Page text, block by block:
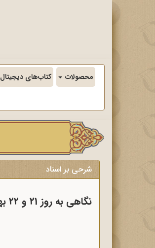
محصولات کتاب‌های دیجیتال
شرحی بر اسناد
نگاهی به روز 21 و 22 بهمن 57 و برخورد نظامی گارد و همافران نیروی هوایی